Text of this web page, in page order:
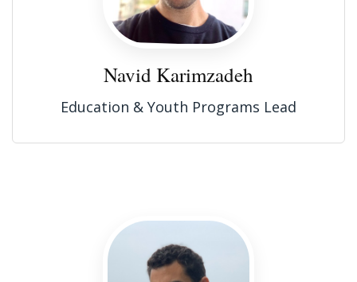
Navid Karimzadeh
Education & Youth Programs Lead